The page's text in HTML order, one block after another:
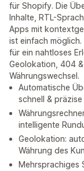
für Shopify. Die
Inhalte, RTL-
Apps mit
ist einfach
für ein nahtloses
Geolokation, 404
Währungswechsel.
Automatische
schnell & präzise
intelligente
Geolokation:
Währung des
Mehrsprachiges